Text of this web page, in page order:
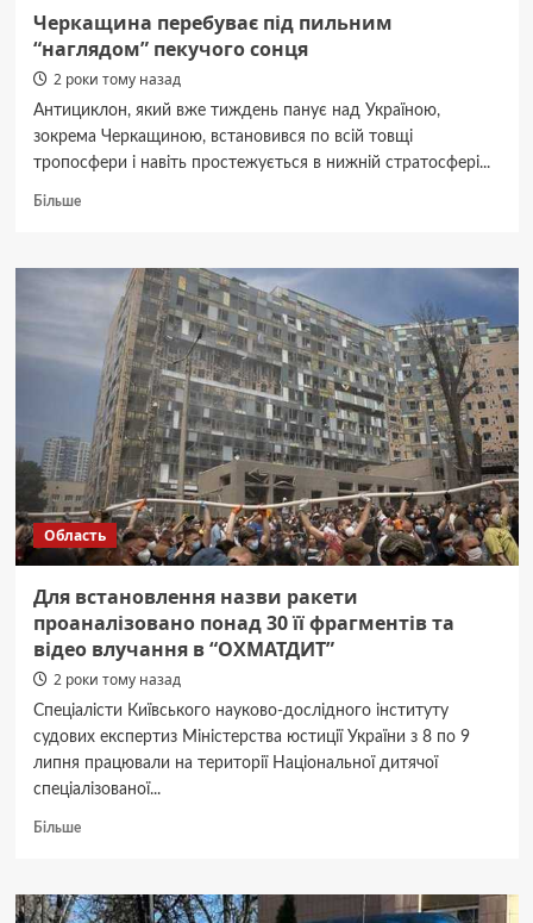
Черкащина перебуває під пильним
“наглядом” пекучого сонця
2 роки тому назад
Антициклон, який вже тиждень панує над Україною,
зокрема Черкащиною, встановився по всій товщі
тропосфери і навіть простежується в нижній стратосфері...
БільшеДокладніше
перебуває
пильним
“наглядом”
пекучого
сонця
Область
Для встановлення назви ракети
проаналізовано понад 30 її фрагментів та
відео влучання в “ОХМАТДИТ”
2 роки тому назад
Спеціалісти Київського науково-дослідного інституту
судових експертиз Міністерства юстиції України з 8 по 9
липня працювали на території Національної дитячої
спеціалізованої...
БільшеДокладніше
встановлення
назви